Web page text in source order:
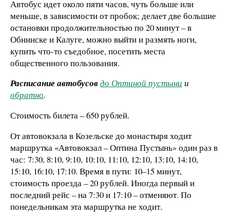
Автобус идет около пяти часов, чуть больше или
меньше, в зависимости от пробок; делает две большие
остановки продолжительностью по 20 минут – в
Обнинске и Калуге, можно выйти и размять ноги,
купить что-то съедобное, посетить места
общественного пользования.
Расписание автобусовдо Оптиной пустыни и
обратно.
Стоимость билета – 650 рублей.
От автовокзала в Козельске до монастыря ходит
маршрутка «Автовокзал – Оптина Пустынь» один раз в
час: 7:30, 8:10, 9:10, 10:10, 11:10, 12:10, 13:10, 14:10,
15:10, 16:10, 17:10. Время в пути: 10–15 минут,
стоимость проезда – 20 рублей. Иногда первый и
последний рейс – на 7:30 и 17:10 – отменяют. По
понедельникам эта маршрутка не ходит.